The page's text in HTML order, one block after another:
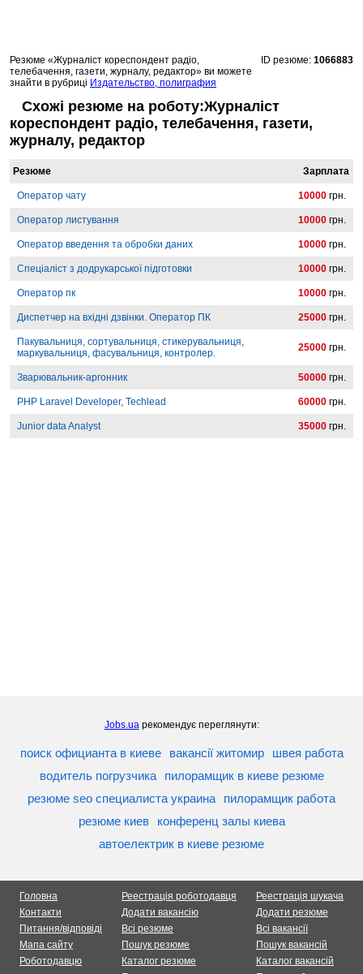
Резюме «Журналіст кореспондент радіо,
телебачення, газети, журналу, редактор» ви можете
знайти в рубриці Издательство, полиграфия
ID резюме: 1066883
Схожі резюме на роботу:Журналіст
кореспондент радіо, телебачення, газети,
журналу, редактор
Резюме Зарплата
Оператор чату 10000 грн.
Оператор листування 10000 грн.
Оператор введення та обробки даних 10000 грн.
Спеціаліст з додрукарської підготовки 10000 грн.
Оператор пк 10000 грн.
Диспетчер на вхідні дзвінки. Оператор ПК 25000 грн.
Пакувальниця, сортувальниця, стикерувальниця,
маркувальниця, фасувальниця, контролер.
25000 грн.
Зварювальник-аргонник 50000 грн.
PHP Laravel Developer, Techlead 60000 грн.
Junior data Analyst 35000 грн.
Jobs.uaрекомендує переглянути:
поиск официанта в киеве вакансії житомир
швея работа
водитель погрузчика
пилорамщик в киеве резюме
резюме seo специалиста украина
пилорамщик работа
резюме киев
конференц залы киева
автоелектрик в киеве резюме
Головна
Контакти
Питання/відповіді
Мапа сайту
Роботодавцю
Реестрація роботодавця
Додати вакансію
Всі резюме
Пошук резюме
Каталог резюме
Реестрація шукача
Додати резюме
Всі вакансії
Пошук вакансій
Каталог вакансій